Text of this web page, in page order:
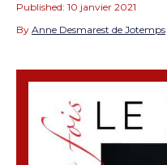
Published: 10 janvier 2021
By Anne Desmarest de Jotemps